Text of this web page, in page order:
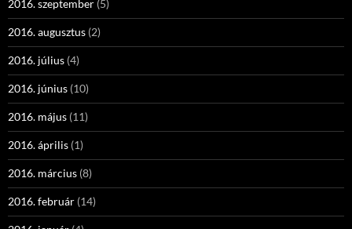
2016. szeptember (5)
2016. augusztus (2)
2016. július (4)
2016. június (10)
2016. május (11)
2016. április (1)
2016. március (8)
2016. február (14)